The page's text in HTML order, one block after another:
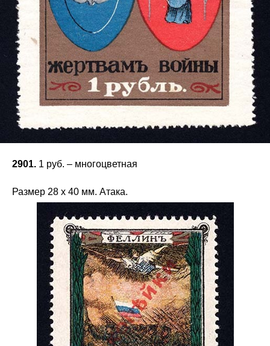
2901. 1 руб. – многоцветная
Размер 2­8 х 40 мм. Атака.